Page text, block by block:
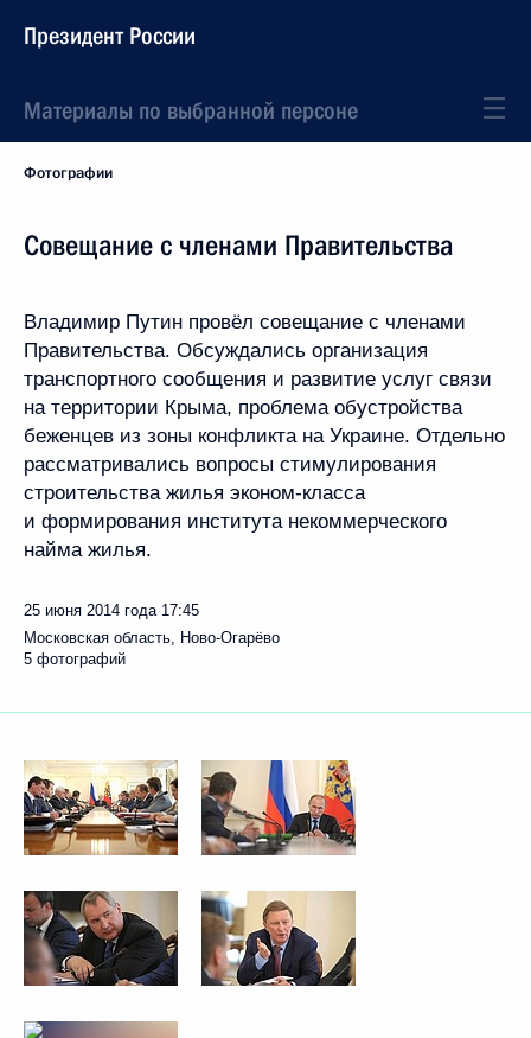
Президент России
Материалы по выбранной персоне
Фотографии
Совещание с членами Правительства
Владимир Путин провёл совещание с членами
Правительства. Обсуждались организация
транспортного сообщения и развитие услуг связи
на территории Крыма, проблема обустройства
беженцев из зоны конфликта на Украине. Отдельно
рассматривались вопросы стимулирования
строительства жилья эконом-класса
и формирования института некоммерческого
найма жилья.
25 июня 2014 года 17:45
Московская область, Ново-Огарёво
5 фотографий